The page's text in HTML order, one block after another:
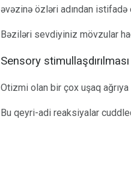
əvəzinə özləri adından istifadə
Bəziləri sevdiyiniz mövzular
Sensory
Otizmi olan bir çox uşaq
Bu qeyri-adi reaksiyalar